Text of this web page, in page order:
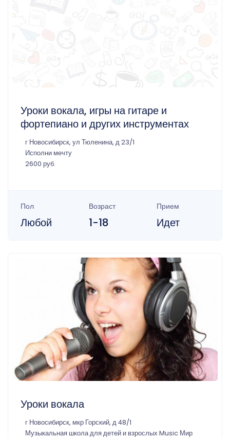
Уроки вокала, игры на гитаре и
фортепиано и других инструментах
г Новосибирск, ул Тюленина, д 23/1
Исполни мечту
2600 руб.
Пол
Любой
Возраст
1-18
Прием
Идет
Уроки вокала
г Новосибирск, мкр Горский, д 48/1
Музыкальная школа для детей и взрослых Music Мир